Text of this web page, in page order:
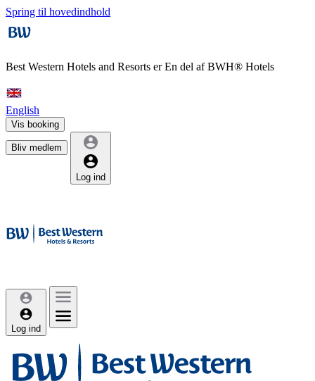
Spring til hovedindhold
Best Western Hotels and Resorts erEn del af BWH® Hotels
English
Vis booking
Bliv medlem
Log ind
Log ind